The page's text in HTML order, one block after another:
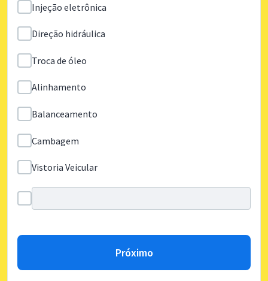
Injeção eletrônica
Direção hidráulica
Troca de óleo
Alinhamento
Balanceamento
Cambagem
Vistoria Veicular
Próximo